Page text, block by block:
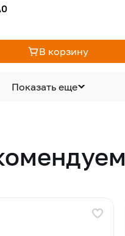
В корзину
Показать еще